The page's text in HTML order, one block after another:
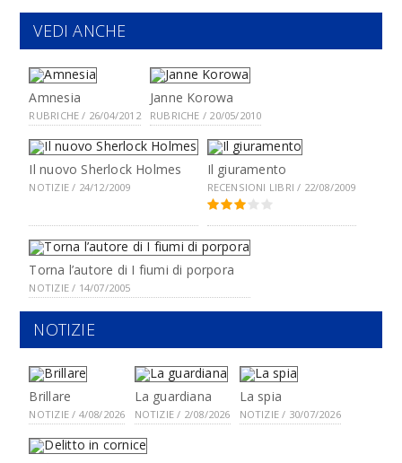
VEDI ANCHE
Amnesia
RUBRICHE / 26/04/2012
Janne Korowa
RUBRICHE / 20/05/2010
Il nuovo Sherlock Holmes
NOTIZIE / 24/12/2009
Il giuramento
RECENSIONI LIBRI / 22/08/2009
Torna l’autore di I fiumi di porpora
NOTIZIE / 14/07/2005
NOTIZIE
Brillare
NOTIZIE / 4/08/2026
La guardiana
NOTIZIE / 2/08/2026
La spia
NOTIZIE / 30/07/2026